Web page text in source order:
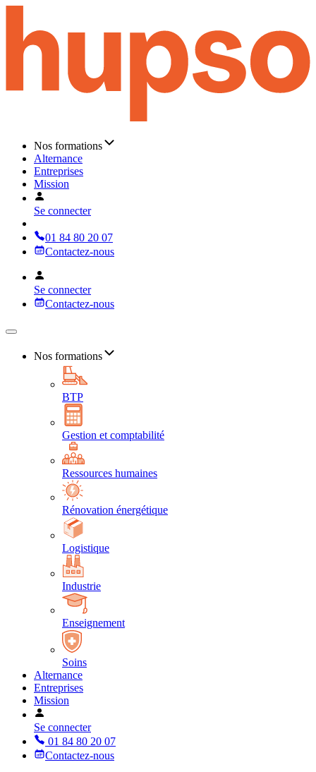
Nos formations
Alternance
Entreprises
Mission
Se connecter
01 84 80 20 07
Contactez-nous
Se connecter
Contactez-nous
Nos formations
BTP
Gestion et comptabilité
Ressources humaines
Rénovation énergétique
Logistique
Industrie
Enseignement
Soins
Alternance
Entreprises
Mission
Se connecter
01 84 80 20 07
Contactez-nous